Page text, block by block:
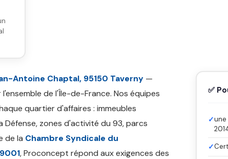
Antoine Chaptal, 95150 Taverny —
de l'Île-de-France. Nos équipes
quartier d'affaires : immeubles
Défense, zones d'activité du 93, parcs
de la Chambre Syndicale du
, Proconcept répond aux exigences des
✅
✓une
✓